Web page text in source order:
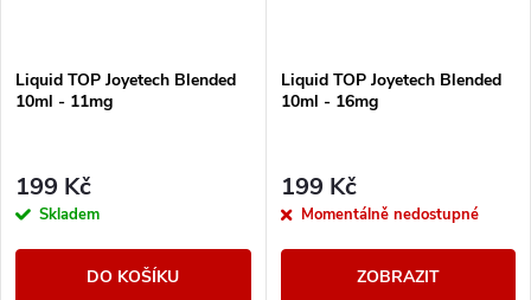
Liquid TOP Joyetech Blended
10ml - 11mg
199 Kč
Skladem
DO KOŠÍKU
Liquid TOP Joyetech Blended
10ml - 16mg
199 Kč
Momentálně nedostupné
ZOBRAZIT